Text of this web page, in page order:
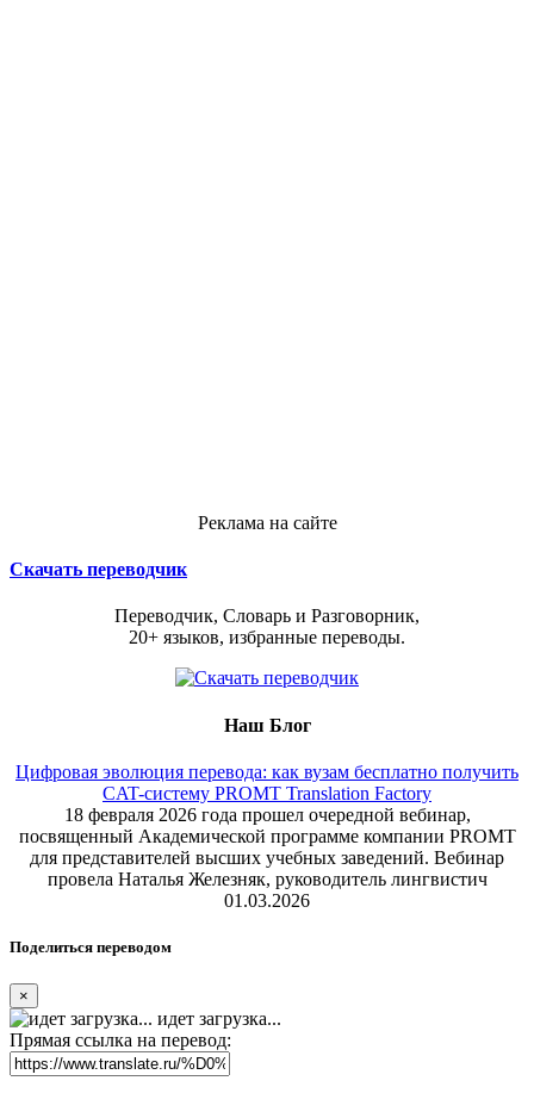
Реклама на сайте
Скачать переводчик
Переводчик, Словарь и Разговорник,
20+ языков, избранные переводы.
Наш Блог
Цифровая эволюция перевода: как вузам бесплатно получить
CAT-систему PROMT Translation Factory
18 февраля 2026 года прошел очередной вебинар,
посвященный Академической программе компании PROMT
для представителей высших учебных заведений. Вебинар
провела Наталья Железняк, руководитель лингвистич
01.03.2026
Поделиться переводом
×
идет загрузка...
Прямая ссылка на перевод: